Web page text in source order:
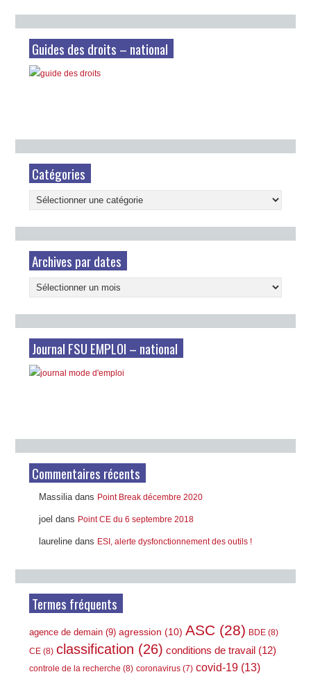
Guides des droits – national
Catégories
Catégories
Archives par dates
Archives
par
dates
Journal FSU EMPLOI – national
Commentaires récents
Massiliadans Point Break décembre 2020
joel dans Point CE du 6 septembre 2018
laureline dans ESI, alerte dysfonctionnement des outils !
Termes fréquents
agence de demain (9) agression (10) ASC (28) BDE (8)
CE (8) classification (26) conditions de travail (12)
controle de la recherche (8) coronavirus (7) covid-19 (13)